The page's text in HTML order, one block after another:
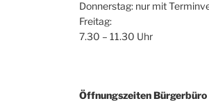
Donnerstag: nur mit
Freitag:
7.30 – 11.30 Uhr
Öffnungszeiten Bürgerbüro